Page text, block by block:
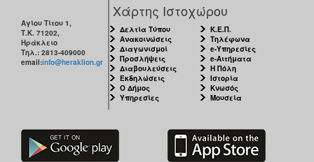
Αγίου Τίτου 1,
Τ.Κ. 71202,
Ηράκλειο
Τηλ.: 2813-409000
email:info@heraklion.gr
Χάρτης Ιστοχώρου
Δελτία Τύπου
Ανακοινώσεις
Διαγωνισμοί
Προσλήψεις
Διαβουλεύσεις
Εκδηλώσεις
Ο Δήμος
Υπηρεσίες
Κ.Ε.Π.
Τηλέφωνα
e-Υπηρεσίες
e-Αιτήματα
Η Πόλη
Ιστορία
Κνωσός
Μουσεία